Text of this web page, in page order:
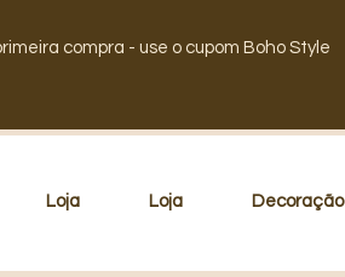
compra - use o cupom Boho Style
Loja Loja Decoração